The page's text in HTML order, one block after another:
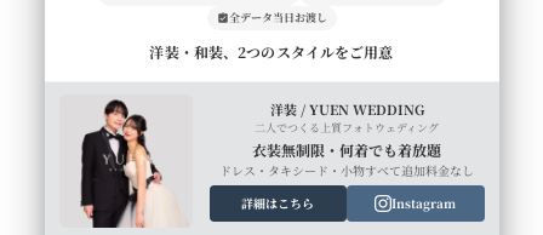
全データ当日お渡し
洋装・和装、2つのスタイルをご用意
洋装 / YUEN WEDDING
二人でつくる上質フォトウェディング
衣装無制限・何着でも着放題
ドレス・タキシード・小物すべて追加料金なし
詳細はこちら
Instagram